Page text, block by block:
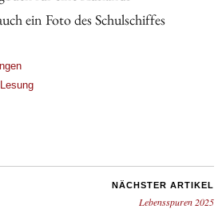
Lesung
NÄCHSTER ARTIKEL
Lebensspuren 2025